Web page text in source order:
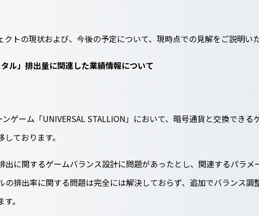
トの現状および、今後の予定について、現時点での見解をご説明いた
ル」排出量に関連した業績情報について
ゲーム「UNIVERSAL STALLION」において、暗号通貨と交換できる
ております。
に関するゲームバランス設計に問題があったとし、関連するパラメ
排出率に関する問題は完全には解決しておらず、追加でバランス調
。